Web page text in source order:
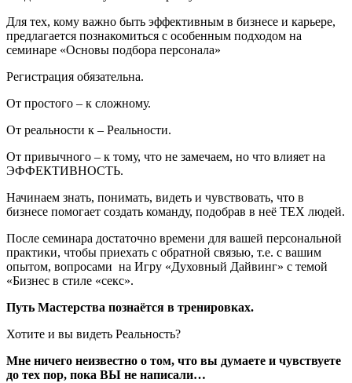
Для тех, кому важно быть эффективным в бизнесе и карьере,
предлагается познакомиться с особенным подходом на
семинаре «Основы подбора персонала»
Регистрация обязательна.
От простого – к сложному.
От реальности к – Реальности.
От привычного – к тому, что не замечаем, но что влияет на
ЭФФЕКТИВНОСТЬ.
Начинаем знать, понимать, видеть и чувствовать, что в
бизнесе помогает создать команду, подобрав в неё ТЕХ людей.
После семинара достаточно времени для вашей персональной
практики, чтобы приехать с обратной связью, т.е. с вашим
опытом, вопросами на Игру «Духовный Дайвинг» с темой
«Бизнес в стиле «секс».
Путь Мастерства познаётся в тренировках.
Хотите и вы видеть Реальность?
Мне ничего неизвестно о том, что вы думаете и чувствуете
до тех пор, пока ВЫ не написали…